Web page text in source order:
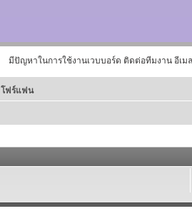
มีปัญหาในการใช้งานเวบบอร์ด ติดต่อทีมงาน อีเม
โฟร์แฟน